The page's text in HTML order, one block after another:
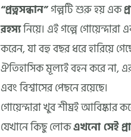
“প্রত্নসন্ধান”গল্পটি শুরু হয় এক
রহস্যনিয়ে। এই গল্পে
করেন, যা বহু বছর ধরে হারিয়ে
ঐতিহাসিক মূল্যই বহন করে না,
এবং বিশ্বাসের পেছনে রয়েছে।
গোয়েন্দারা খুব শীঘ্রই আবিষ্কার
যেখানে কিছু লোকএখনো সেই